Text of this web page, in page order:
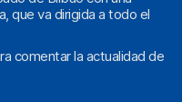
que va dirigida a todo el
comentar la actualidad de